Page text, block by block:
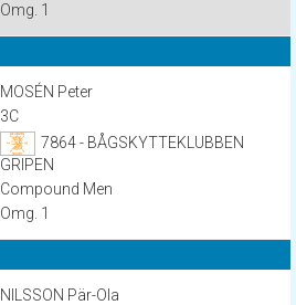
Omg. 1
MOSÉN Peter
3C
7864 - BÅGSKYTTEKLUBBEN
GRIPEN
Compound Men
Omg. 1
NILSSON Pär-Ola